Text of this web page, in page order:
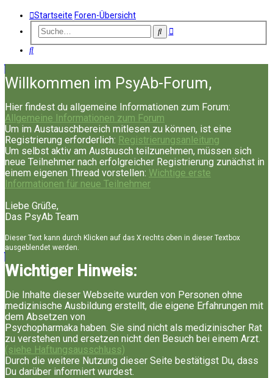
Startseite Foren-Übersicht
SucheErweiterte
Suche
Willkommen im PsyAb-Forum,
Hier findest du allgemeine Informationen zum Forum:
Allgemeine Informationen zum Forum
Um im Austauschbereich mitlesen zu können, ist eine
Registrierung erforderlich: Registrierungsanleitung
Um selbst aktiv am Austausch teilzunehmen, müssen sich
neue Teilnehmer nach erfolgreicher Registrierung zunächst in
einem eigenen Thread vorstellen: Wichtige erste
Informationen für neue Teilnehmer
Liebe Grüße,
Das PsyAb Team
Dieser Text kann durch Klicken auf das X rechts oben in dieser Textbox
ausgeblendet werden.
Wichtiger Hinweis:
Die Inhalte dieser Webseite wurden von Personen ohne
medizinische Ausbildung erstellt, die eigene Erfahrungen mit
dem Absetzen von
Psychopharmaka haben. Sie sind nicht als medizinischer Rat
zu verstehen und ersetzen nicht den Besuch bei einem Arzt.
(siehe Haftungsausschluss)
Durch die weitere Nutzung dieser Seite bestätigst Du, dass
Du darüber informiert wurdest.